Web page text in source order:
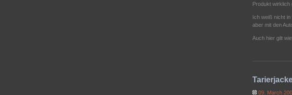
Produkt wirklich
Ich weiß nicht
aber mit den
Auch hier gilt
09. March